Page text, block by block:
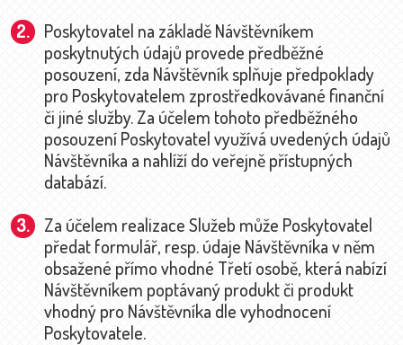
Poskytovatel na základě Návštěvníkem
poskytnutých údajů provede předběžné
posouzení, zda Návštěvník splňuje předpoklady
pro Poskytovatelem zprostředkovávané finanční
či jiné služby. Za účelem tohoto předběžného
posouzení Poskytovatel využívá uvedených údajů
Návštěvníka a nahlíží do veřejně přístupných
databází.
Za účelem realizace Služeb může Poskytovatel
předat formulář, resp. údaje Návštěvníka v něm
obsažené přímo vhodné Třetí osobě, která nabízí
Návštěvníkem poptávaný produkt či produkt
vhodný pro Návštěvníka dle vyhodnocení
Poskytovatele.